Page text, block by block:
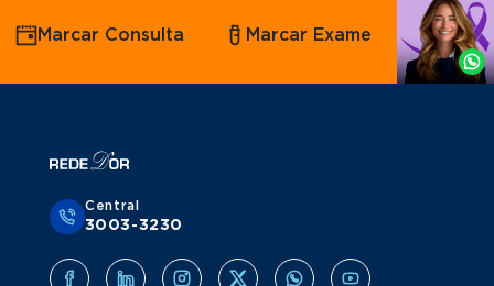
Agende
por
Whatsapp
Marcar Consulta Marcar Exame
Central
3003-3230